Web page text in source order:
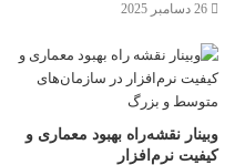
26 دسامبر 2025
وبینار نقشه‌راه بهبود معماری و
کیفیت نرم‌افزار